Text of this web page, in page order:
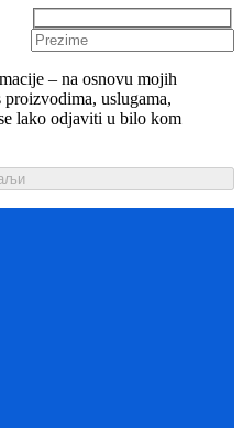
– na osnovu mojih
uslugama,
lako odjaviti u bilo kom